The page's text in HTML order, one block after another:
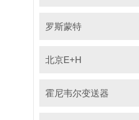
罗斯蒙特
北京E+H
霍尼韦尔变送器